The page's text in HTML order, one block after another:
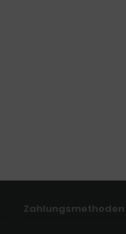
Zahlungsmethoden